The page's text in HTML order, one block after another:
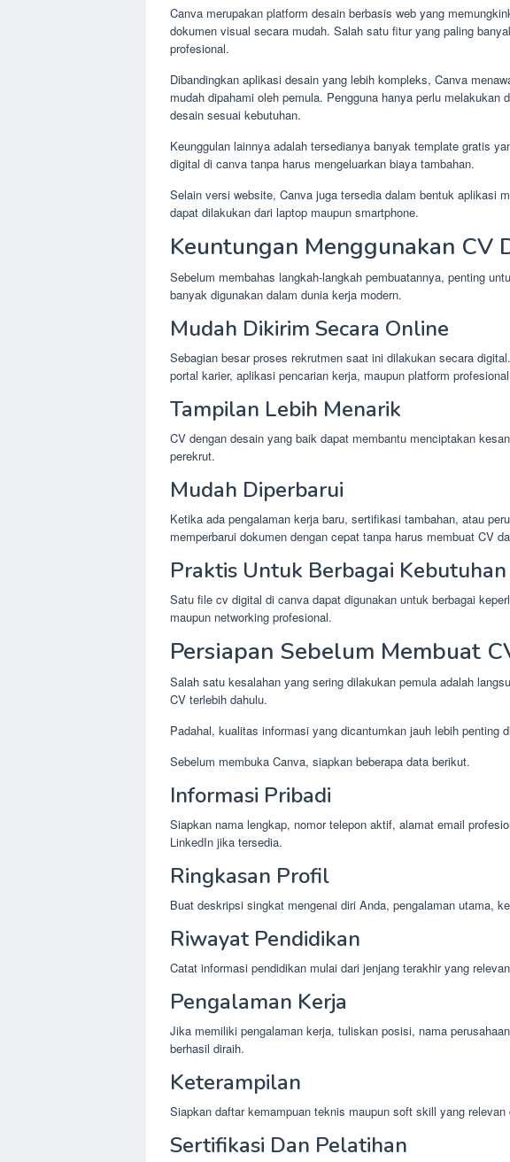
Canva merupakan platform desain berbasis web yang
dokumen visual secara mudah. Salah satu fitur yang paling
profesional.
Dibandingkan aplikasi desain yang lebih kompleks, Canva
mudah dipahami oleh pemula. Pengguna hanya perlu melakukan
desain sesuai kebutuhan.
Keunggulan lainnya adalah tersedianya banyak template gratis
digital di canva tanpa harus mengeluarkan biaya tambahan.
Selain versi website, Canva juga tersedia dalam bentuk aplikasi
dapat dilakukan dari laptop maupun smartphone.
Keuntungan Menggunakan CV
Sebelum membahas langkah-langkah pembuatannya, penting
banyak digunakan dalam dunia kerja modern.
Mudah Dikirim Secara Online
Sebagian besar proses rekrutmen saat ini dilakukan secara
portal karier, aplikasi pencarian kerja, maupun platform
Tampilan Lebih Menarik
CV dengan desain yang baik dapat membantu menciptakan
perekrut.
Mudah Diperbarui
Ketika ada pengalaman kerja baru, sertifikasi tambahan, atau
memperbarui dokumen dengan cepat tanpa harus membuat CV
Praktis Untuk Berbagai Kebutuhan
Satu file cv digital di canva dapat digunakan untuk berbagai
maupun networking profesional.
Persiapan Sebelum Membuat
Salah satu kesalahan yang sering dilakukan pemula adalah
CV terlebih dahulu.
Padahal, kualitas informasi yang dicantumkan jauh lebih penting
Sebelum membuka Canva, siapkan beberapa data berikut.
Informasi Pribadi
Siapkan nama lengkap, nomor telepon aktif, alamat email
LinkedIn jika tersedia.
Ringkasan Profil
Buat deskripsi singkat mengenai diri Anda, pengalaman utama,
Riwayat Pendidikan
Catat informasi pendidikan mulai dari jenjang terakhir yang
Pengalaman Kerja
Jika memiliki pengalaman kerja, tuliskan posisi, nama
berhasil diraih.
Keterampilan
Siapkan daftar kemampuan teknis maupun soft skill yang relevan
Sertifikasi Dan Pelatihan